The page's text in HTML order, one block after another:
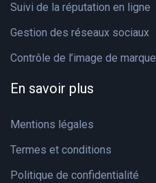
Suivi de la réputation en ligne
Gestion des réseaux sociaux
Contrôle de l’image de marque
En savoir plus
Mentions légales
Termes et conditions
Politique de confidentialité